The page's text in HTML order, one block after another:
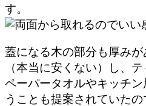
す。
蓋になる木の部分も厚み
（本当に安くない）し、
ペーパータオルやキッチ
うことも提案されていたの